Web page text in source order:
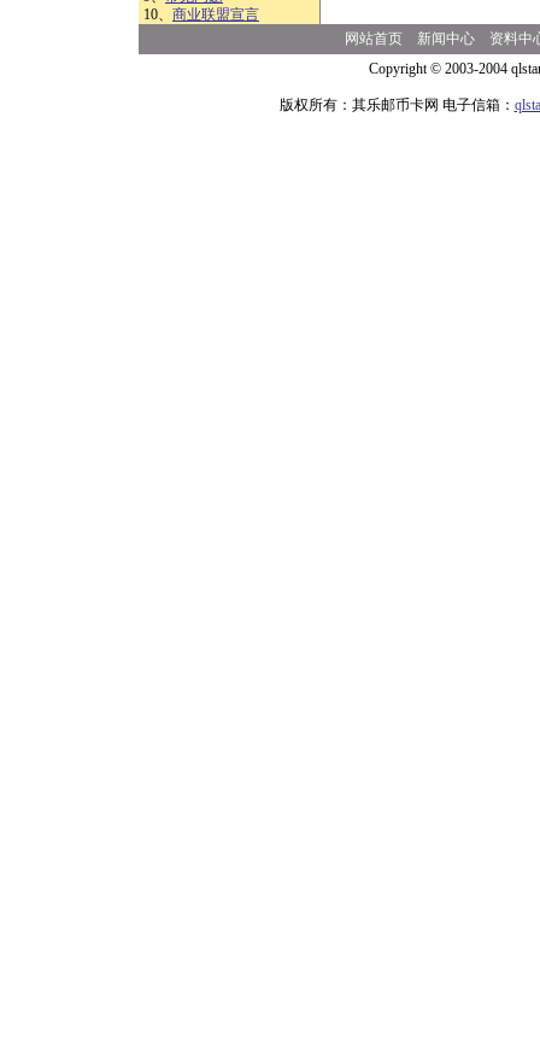
10、 商业联盟宣言
网站首页 新闻中心
资料中
Copyright © 2003-2004
版权所有：其乐邮币卡网 电子信箱：